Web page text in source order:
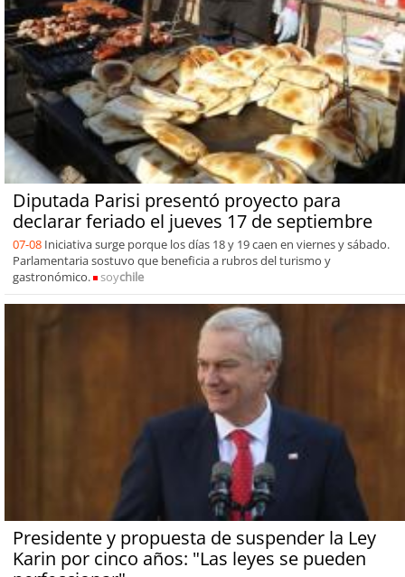
Diputada Parisi presentó proyecto para
declarar feriado el jueves 17 de septiembre
07-08 Iniciativa surge porque los días 18 y 19 caen en viernes y sábado.
Parlamentaria sostuvo que beneficia a rubros del turismo y
gastronómico.
soychile
Presidente y propuesta de suspender la Ley
Karin por cinco años: "Las leyes se pueden